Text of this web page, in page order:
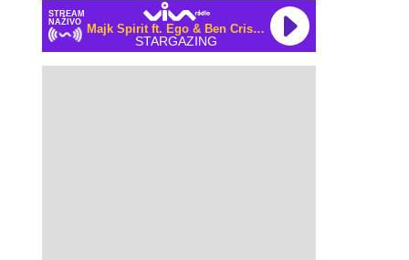
STREAM
NAŽIVO
Majk Spirit ft. Ego & Ben Cristovao
STARGAZING